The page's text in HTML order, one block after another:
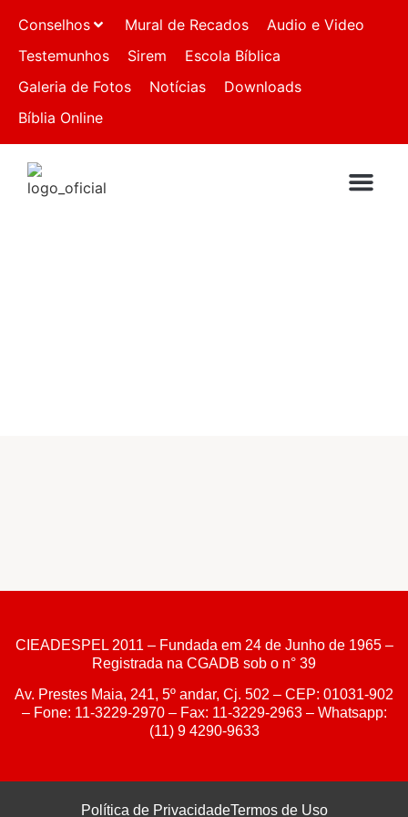
Conselhos Mural de Recados
Audio e Video
Testemunhos
Sirem
Escola Bíblica
Galeria de Fotos
Notícias
Downloads
Bíblia Online
CIEADESPEL 2011 – Fundada em 24 de Junho de 1965 –
Registrada na CGADB sob o n° 39
Av. Prestes Maia, 241, 5º andar, Cj. 502 – CEP: 01031-902
– Fone: 11-3229-2970 – Fax: 11-3229-2963 – Whatsapp:
(11) 9 4290-9633
Política de PrivacidadeTermos de Uso